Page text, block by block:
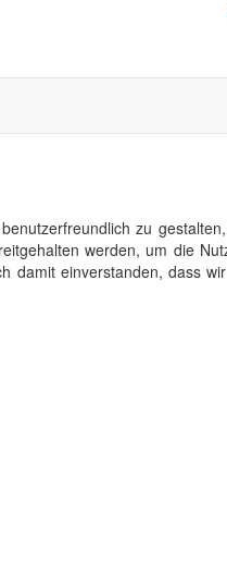
zu
werden, um die
einverstanden, dass